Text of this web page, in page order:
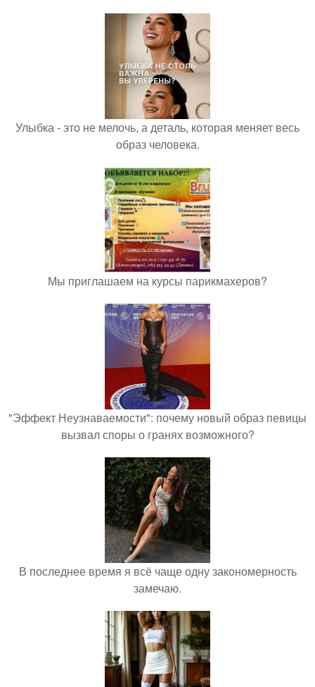
Улыбка - это не мелочь, а деталь, которая меняет весь
образ человека.
Мы приглашаем на курсы парикмахеров?
"Эффект Неузнаваемости": почему новый образ певицы
вызвал споры о гранях возможного?
В последнее время я всё чаще одну закономерность
замечаю.